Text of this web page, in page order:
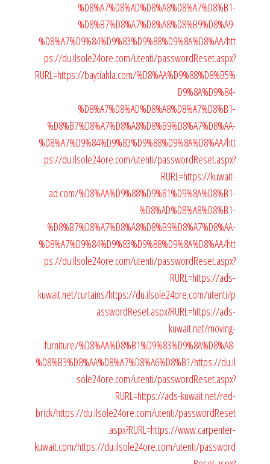
%D8%A7%D8%AD%D8%A8%D8%A7%D8%B1-
%D8%B7%D8%A7%D8%A8%D8%B9%D8%A9-
%D8%A7%D9%84%D9%83%D9%88%D9%8A%D8%AA/htt
ps://du.ilsole24ore.com/utenti/passwordReset.aspx?
RURL=https://baytiahla.com/%D8%AA%D9%88%D8%B5%
D9%8A%D9%84-
%D8%A7%D8%AD%D8%A8%D8%A7%D8%B1-
%D8%B7%D8%A7%D8%A8%D8%B9%D8%A7%D8%AA-
%D8%A7%D9%84%D9%83%D9%88%D9%8A%D8%AA/htt
ps://du.ilsole24ore.com/utenti/passwordReset.aspx?
RURL=https://kuwait-
ad.com/%D8%AA%D9%88%D9%81%D9%8A%D8%B1-
%D8%AD%D8%A8%D8%B1-
%D8%B7%D8%A7%D8%A8%D8%B9%D8%A7%D8%AA-
%D8%A7%D9%84%D9%83%D9%88%D9%8A%D8%AA/htt
ps://du.ilsole24ore.com/utenti/passwordReset.aspx?
RURL=https://ads-
kuwait.net/curtains/https://du.ilsole24ore.com/utenti/p
asswordReset.aspx?RURL=https://ads-
kuwait.net/moving-
furniture/%D8%AA%D8%B1%D9%83%D9%8A%D8%A8-
%D8%B3%D8%AA%D8%A7%D8%A6%D8%B1/https://du.il
sole24ore.com/utenti/passwordReset.aspx?
RURL=https://ads-kuwait.net/red-
brick/https://du.ilsole24ore.com/utenti/passwordReset
.aspx?RURL=https://www.carpenter-
kuwait.com/https://du.ilsole24ore.com/utenti/password